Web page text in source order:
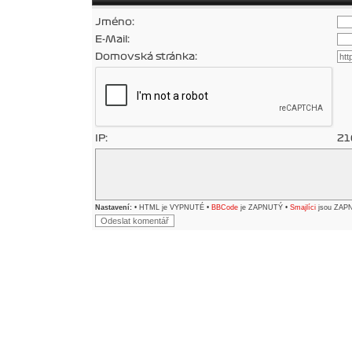
Jméno:
E-Mail:
Domovská stránka:
IP:
Nastavení: • HTML je VYPNUTÉ • BBCode je ZAPNUTÝ • Smajlíci jsou